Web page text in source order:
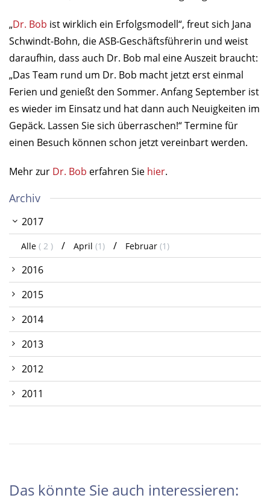
„Dr. Bob ist wirklich ein Erfolgsmodell“, freut sich Jana
Schwindt-Bohn, die ASB-Geschäftsführerin und weist
daraufhin, dass auch Dr. Bob mal eine Auszeit braucht:
„Das Team rund um Dr. Bob macht jetzt erst einmal
Ferien und genießt den Sommer. Anfang September ist
es wieder im Einsatz und hat dann auch Neuigkeiten im
Gepäck. Lassen Sie sich überraschen!“ Termine für
einen Besuch können schon jetzt vereinbart werden.
Mehr zur Dr. Bob erfahren Sie hier.
Archiv
2017
Alle ( 2 ) April (1) Februar (1)
2016
2015
2014
2013
2012
2011
Das könnte Sie auch interessieren: